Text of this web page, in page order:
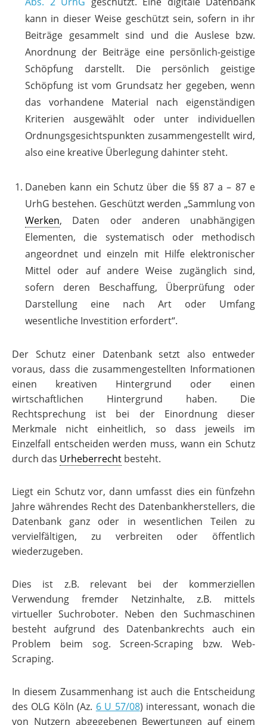
kann in dieser Weise geschützt sein, sofern in ihr
Beiträge gesammelt sind und die Auslese bzw.
Anordnung der Beiträge eine persönlich-geistige
Schöpfung darstellt. Die persönlich geistige
Schöpfung ist vom Grundsatz her gegeben, wenn
das vorhandene Material nach eigenständigen
Kriterien ausgewählt oder unter individuellen
Ordnungsgesichtspunkten zusammengestellt wird,
also eine kreative Überlegung dahinter steht.
Daneben kann ein Schutz über die §§ 87 a – 87 e
UrhG bestehen. Geschützt werden „Sammlung von
Werken, Daten oder anderen unabhängigen
Elementen, die systematisch oder methodisch
angeordnet und einzeln mit Hilfe elektronischer
Mittel oder auf andere Weise zugänglich sind,
sofern deren Beschaffung, Überprüfung oder
Darstellung eine nach Art oder Umfang
wesentliche Investition erfordert“.
Der Schutz einer Datenbank setzt also entweder
voraus, dass die zusammengestellten Informationen
einen kreativen Hintergrund oder einen
wirtschaftlichen Hintergrund haben. Die
Rechtsprechung ist bei der Einordnung dieser
Merkmale nicht einheitlich, so dass jeweils im
Einzelfall entscheiden werden muss, wann ein Schutz
durch das Urheberrecht besteht.
Liegt ein Schutz vor, dann umfasst dies ein fünfzehn
Jahre währendes Recht des Datenbankherstellers, die
Datenbank ganz oder in wesentlichen Teilen zu
vervielfältigen, zu verbreiten oder öffentlich
wiederzugeben.
Dies ist z.B. relevant bei der kommerziellen
Verwendung fremder Netzinhalte, z.B. mittels
virtueller Suchroboter. Neben den Suchmaschinen
besteht aufgrund des Datenbankrechts auch ein
Problem beim sog. Screen-Scraping bzw. Web-
Scraping.
In diesem Zusammenhang ist auch die Entscheidung
des OLG Köln (Az. 6 U 57/08) interessant, wonach die
von Nutzern abgegebenen Bewertungen auf einem